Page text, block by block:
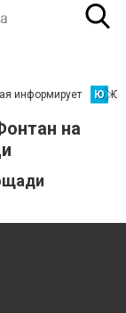
информирует Ю
на